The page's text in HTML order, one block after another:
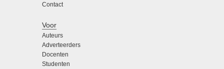
Contact
Voor
Auteurs
Adverteerders
Docenten
Studenten